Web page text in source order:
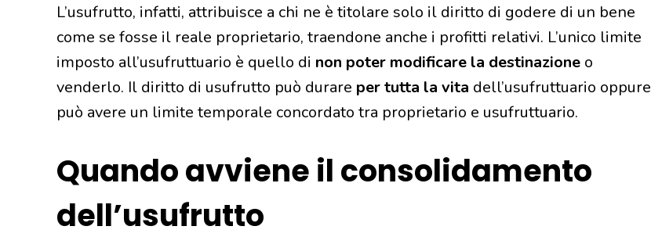
L’usufrutto, infatti, attribuisce a chi ne è titolare solo il diritto di godere di un bene
come se fosse il reale proprietario, traendone anche i profitti relativi. L’unico limite
imposto all’usufruttuario è quello di non poter modificare la destinazione o
venderlo. Il diritto di usufrutto può durare per tutta la vita dell’usufruttuario oppure
può avere un limite temporale concordato tra proprietario e usufruttuario.
Quando avviene il consolidamento
dell’usufrutto